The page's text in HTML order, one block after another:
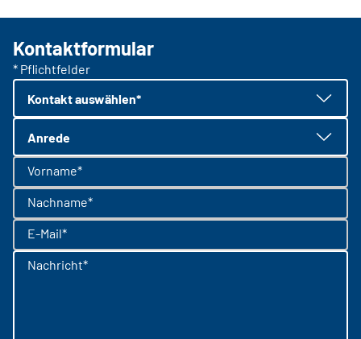
Kontaktformular
* Pflichtfelder
Kontakt auswählen*
Anrede
Vorname*
Nachname*
E-Mail*
Nachricht*